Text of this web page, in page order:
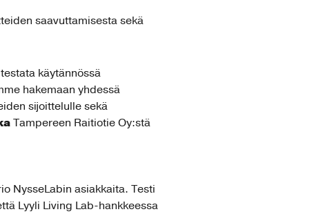
saavuttamisesta sekä
käytännössä
hakemaan yhdessä
sijoittelulle sekä
Tampereen Raitiotie Oy:stä
NysseLabin asiakkaita. Testi
Lyyli Living Lab-hankkeessa